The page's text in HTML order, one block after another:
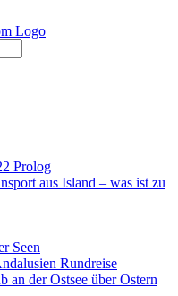
Prolog
aus Island – was ist zu
Seen
Rundreise
an der Ostsee über Ostern